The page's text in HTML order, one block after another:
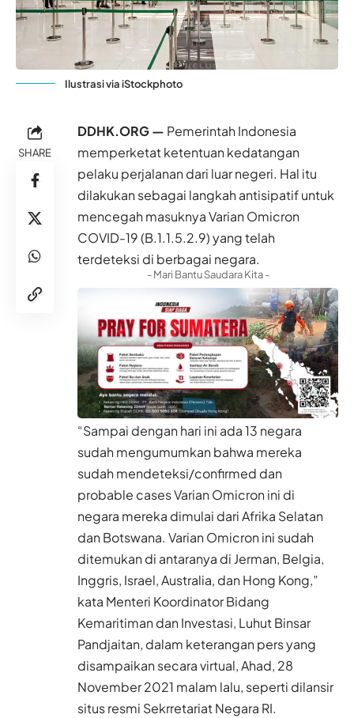
Ilustrasi via iStockphoto
SHARE
DDHK.ORG — PemerintahIndonesia
memperketat ketentuan kedatangan
pelaku perjalanan dari luar negeri. Hal itu
dilakukan sebagai langkah antisipatif untuk
mencegah masuknya Varian Omicron
COVID-19 (B.1.1.5.2.9) yang telah
terdeteksi di berbagai negara.
- Mari Bantu Saudara Kita -
“Sampai dengan hari ini ada 13 negara
sudah mengumumkan bahwa mereka
sudah mendeteksi/confirmed dan
probable cases Varian Omicron ini di
negara mereka dimulai dari Afrika Selatan
dan Botswana. Varian Omicron ini sudah
ditemukan di antaranya di Jerman, Belgia,
Inggris, Israel, Australia, dan Hong Kong,”
kata Menteri Koordinator Bidang
Kemaritiman dan Investasi, Luhut Binsar
Pandjaitan, dalam keterangan pers yang
disampaikan secara virtual, Ahad, 28
November 2021 malam lalu, seperti dilansir
situs resmi Sekrretariat Negara RI.